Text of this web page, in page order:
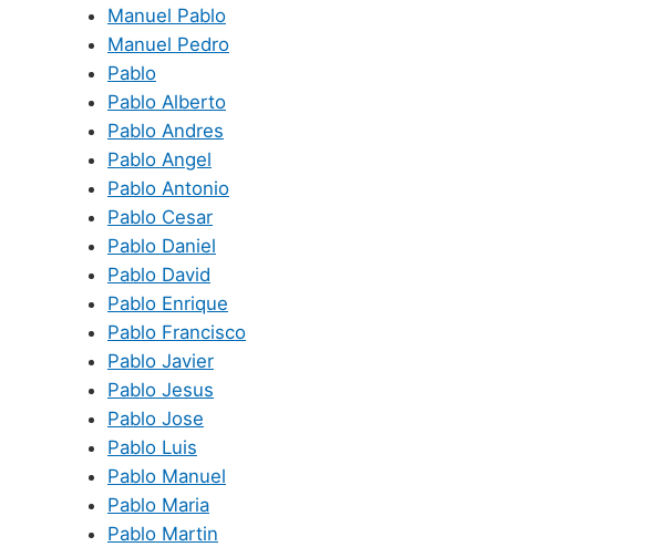
Manuel Pablo
Manuel Pedro
Pablo
Pablo Alberto
Pablo Andres
Pablo Angel
Pablo Antonio
Pablo Cesar
Pablo Daniel
Pablo David
Pablo Enrique
Pablo Francisco
Pablo Javier
Pablo Jesus
Pablo Jose
Pablo Luis
Pablo Manuel
Pablo Maria
Pablo Martin